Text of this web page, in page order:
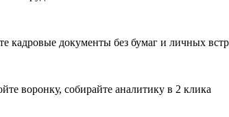
кадровые документы без бумаг и личных
воронку, собирайте аналитику в 2 клика